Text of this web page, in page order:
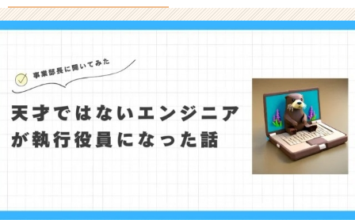
行
役
に
た
②
社